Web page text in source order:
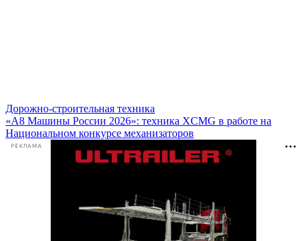
Дорожно-строительная техника
«А8 Машины России 2026»: техника XCMG в работе на
Национальном конкурсе механизаторов
РЕКЛАМА